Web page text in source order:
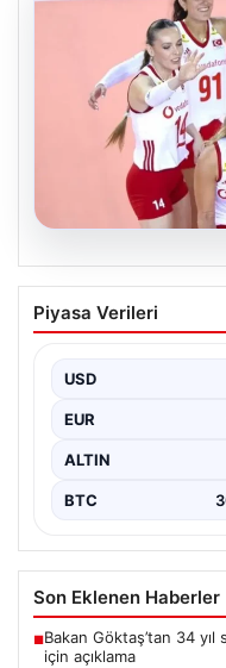
07.08.2026
Filenin
Devirdi
hazırlıkları
Fransa…
Piyasa Verileri
USD
EUR
ALTIN
BTC
Son Eklenen Haberler
■Bakan Göktaş’tan 34
için açıklama